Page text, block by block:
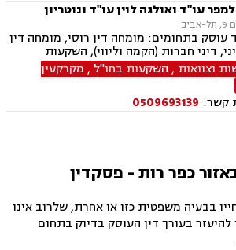
עו"ד ואולגה לוין עו"ד ונוטריון
עוסק בתחומים: מומחה דין רוסי, מומחה דין
דיני חברות (הקמה וליווי), השקעות
בחו"ל, השקעות מקרקעין בישראל, תעופה
תעופה קלה, דיני חוזים, דיני מקרקעין,
משפט אזרחי
וצוואות , השקעות בחו"ל , מקרקעין
קשר: 0509693139
כפר רות - פסקדין
בבעיה משפטית כזו או אחרת, שלרוב אינו
להיעזר בעורך דין העוסק בדיוק בתחום